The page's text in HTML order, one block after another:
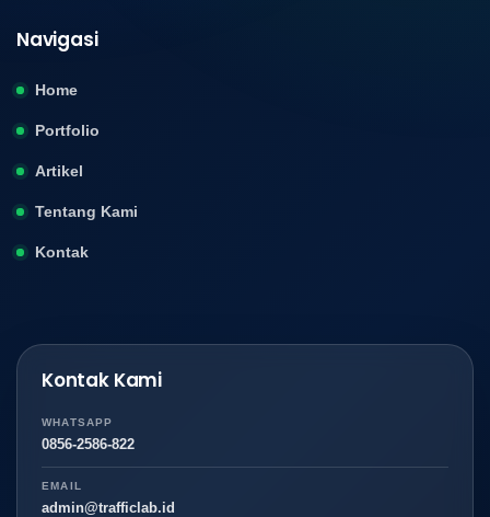
Navigasi
Home
Portfolio
Artikel
Tentang Kami
Kontak
Kontak Kami
WHATSAPP
0856-2586-822
EMAIL
admin@trafficlab.id